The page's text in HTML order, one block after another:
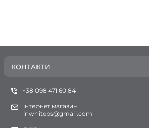
КОНТАКТИ
+38 098 471 60 84
інтернет магазин
inwhitebs@gmail.com